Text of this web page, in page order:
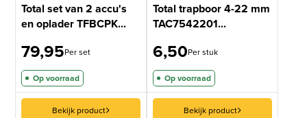
Total set van 2 accu's
en oplader TFBCPK...
79,95Per set
Op voorraad
Bekijk product
Total trapboor 4-22 mm
TAC7542201...
6,50Per stuk
Op voorraad
Bekijk product